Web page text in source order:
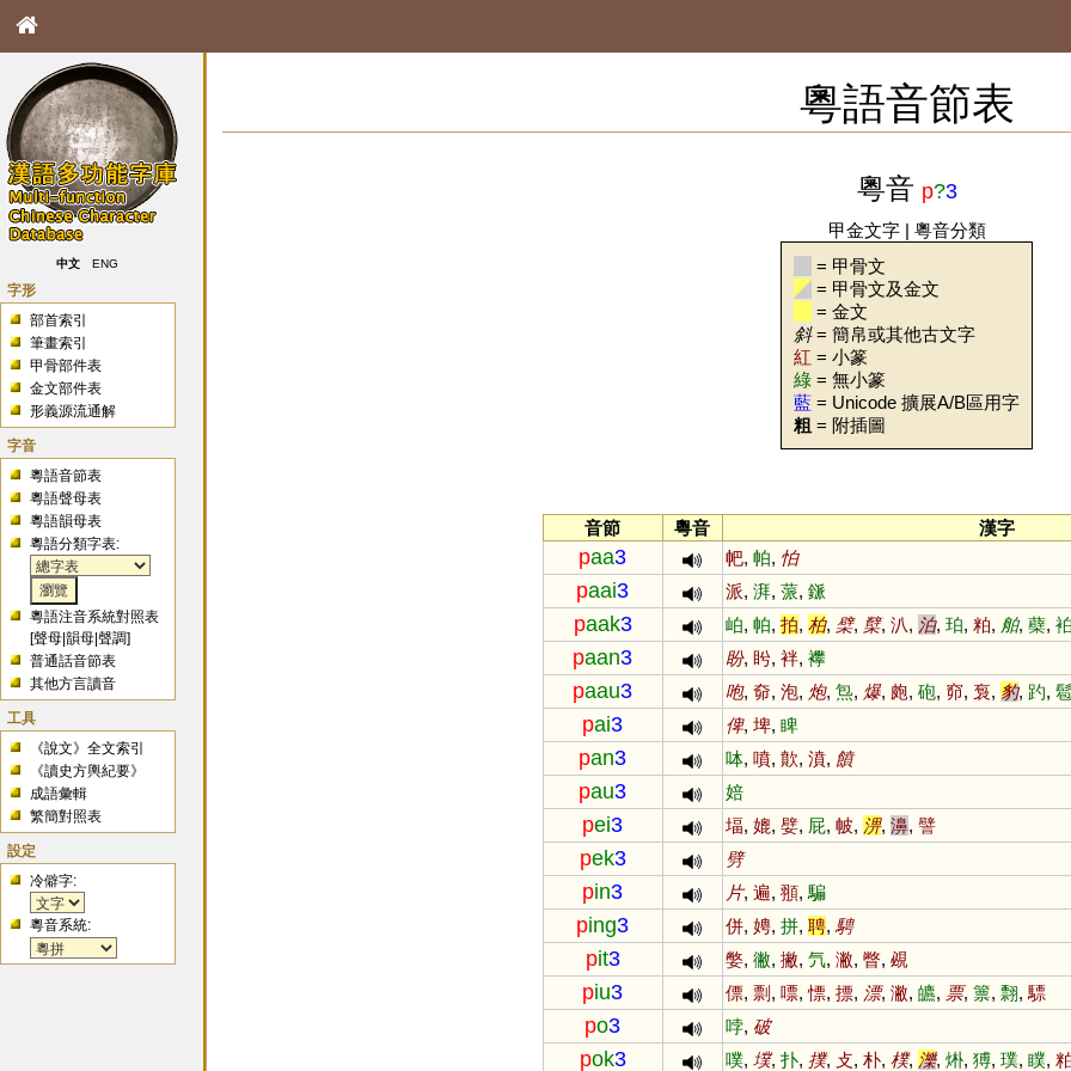
中文 ENG
字形
部首索引
筆畫索引
甲骨部件表
金文部件表
形義源流通解
字音
粵語音節表
粵語聲母表
粵語韻母表
粵語分類字表:
粵語注音系統對照表
[聲母 |韻母 |聲調]
普通話音節表
其他方言讀音
工具
《說文》全文索引
《讀史方輿紀要》
成語彙輯
繁簡對照表
設定
冷僻字:
粵音系統:
粵語音節表
粵音 p?3
甲金文字| 粵音分類
= 甲骨文
= 甲骨文及金文
= 金文
斜= 簡帛或其他古文字
紅 = 小篆
綠 = 無小篆
藍 = Unicode 擴展A/B區用字
粗 = 附插圖
音節 粵音 漢字
paa3 帊,帕, 怕
paai3 派,湃,蒎,鎃
paak3 岶,帕,拍,柏, 檗, 櫱,汃, 泊,珀,粕, 舶,蘗,
paan3 盼, 盻,袢,襻
paau3 咆,奅,泡, 炮,炰, 爆, 皰,砲, 窌, 袌, 豹, 趵,
pai3 俾,埤,睥
pan3 呠,噴,歕,濆, 饙
pau3 婄
pei3 堛,媲,嬖, 屁,帔, 淠,濞,譬
pek3 劈
pin3 片,遍,頨,騙
ping3 併,娉,拼,聘,騁
pit3 嫳,徶,撇,氕,潎,瞥,覕
piu3 僄, 剽 ,嘌,慓,摽, 漂,潎,皫, 票,篻,翲,驃
po3 哱, 破
pok3 噗,墣,扑, 撲, 攴,朴,樸, 濼,烞,猼,璞,瞨,